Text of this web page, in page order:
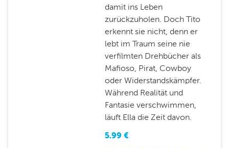
damit ins Leben
zurückzuholen. Doch Tito
erkennt sie nicht, denn er
lebt im Traum seine nie
verfilmten Drehbücher als
Mafioso, Pirat, Cowboy
oder Widerstandskämpfer.
Während Realität und
Fantasie verschwimmen,
läuft Ella die Zeit davon.
5.99 €